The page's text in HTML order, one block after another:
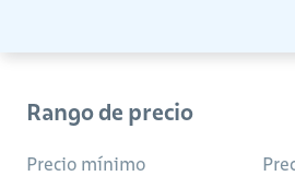
Rango de precio
Precio mínimo